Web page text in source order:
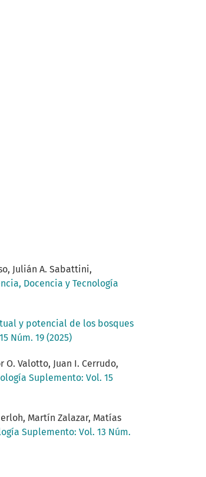
Julián A. Sabattini,
Docencia y Tecnología
y potencial de los bosques
Núm. 19 (2025)
O. Valotto, Juan I. Cerrudo,
Suplemento: Vol. 15
Martín Zalazar, Matías
Suplemento: Vol. 13 Núm.